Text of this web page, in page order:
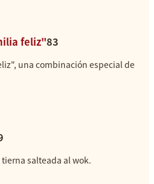
feliz"83
una combinación especial de
salteada al wok.